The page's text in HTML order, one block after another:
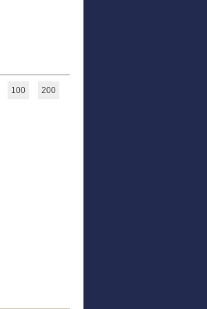
100 200